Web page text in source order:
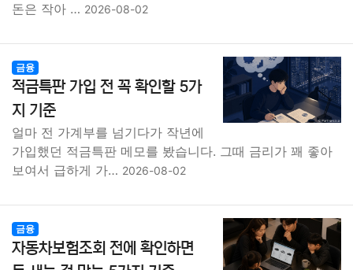
돈은 작아 … 2026-08-02
금융
적금특판 가입 전 꼭 확인할 5가
지 기준
얼마 전 가계부를 넘기다가 작년에
가입했던 적금특판 메모를 봤습니다. 그때 금리가 꽤 좋아
보여서 급하게 가… 2026-08-02
금융
자동차보험조회 전에 확인하면